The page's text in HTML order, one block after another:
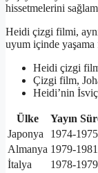
hissetmelerini
Heidi çizgi filmi,
uyum içinde
Heidi çizgi
Çizgi film,
Heidi’nin
Ülke
Yayın
Japonya
1974-1975
Almanya 1979-1981
İtalya
1978-1979